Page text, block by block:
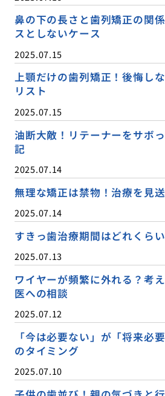
鼻の下の長さと歯列矯正の関
スとしないケース
2025.07.15
上顎だけの歯列矯正！後悔し
リスト
2025.07.15
油断大敵！リテーナーをサボ
記
2025.07.14
無理な矯正は禁物！治療を見
2025.07.14
すきっ歯治療期間はどれくら
2025.07.13
ワイヤーが頻繁に外れる？考
医への相談
2025.07.12
「今は必要ない」が「将来必
のタイミング
2025.07.10